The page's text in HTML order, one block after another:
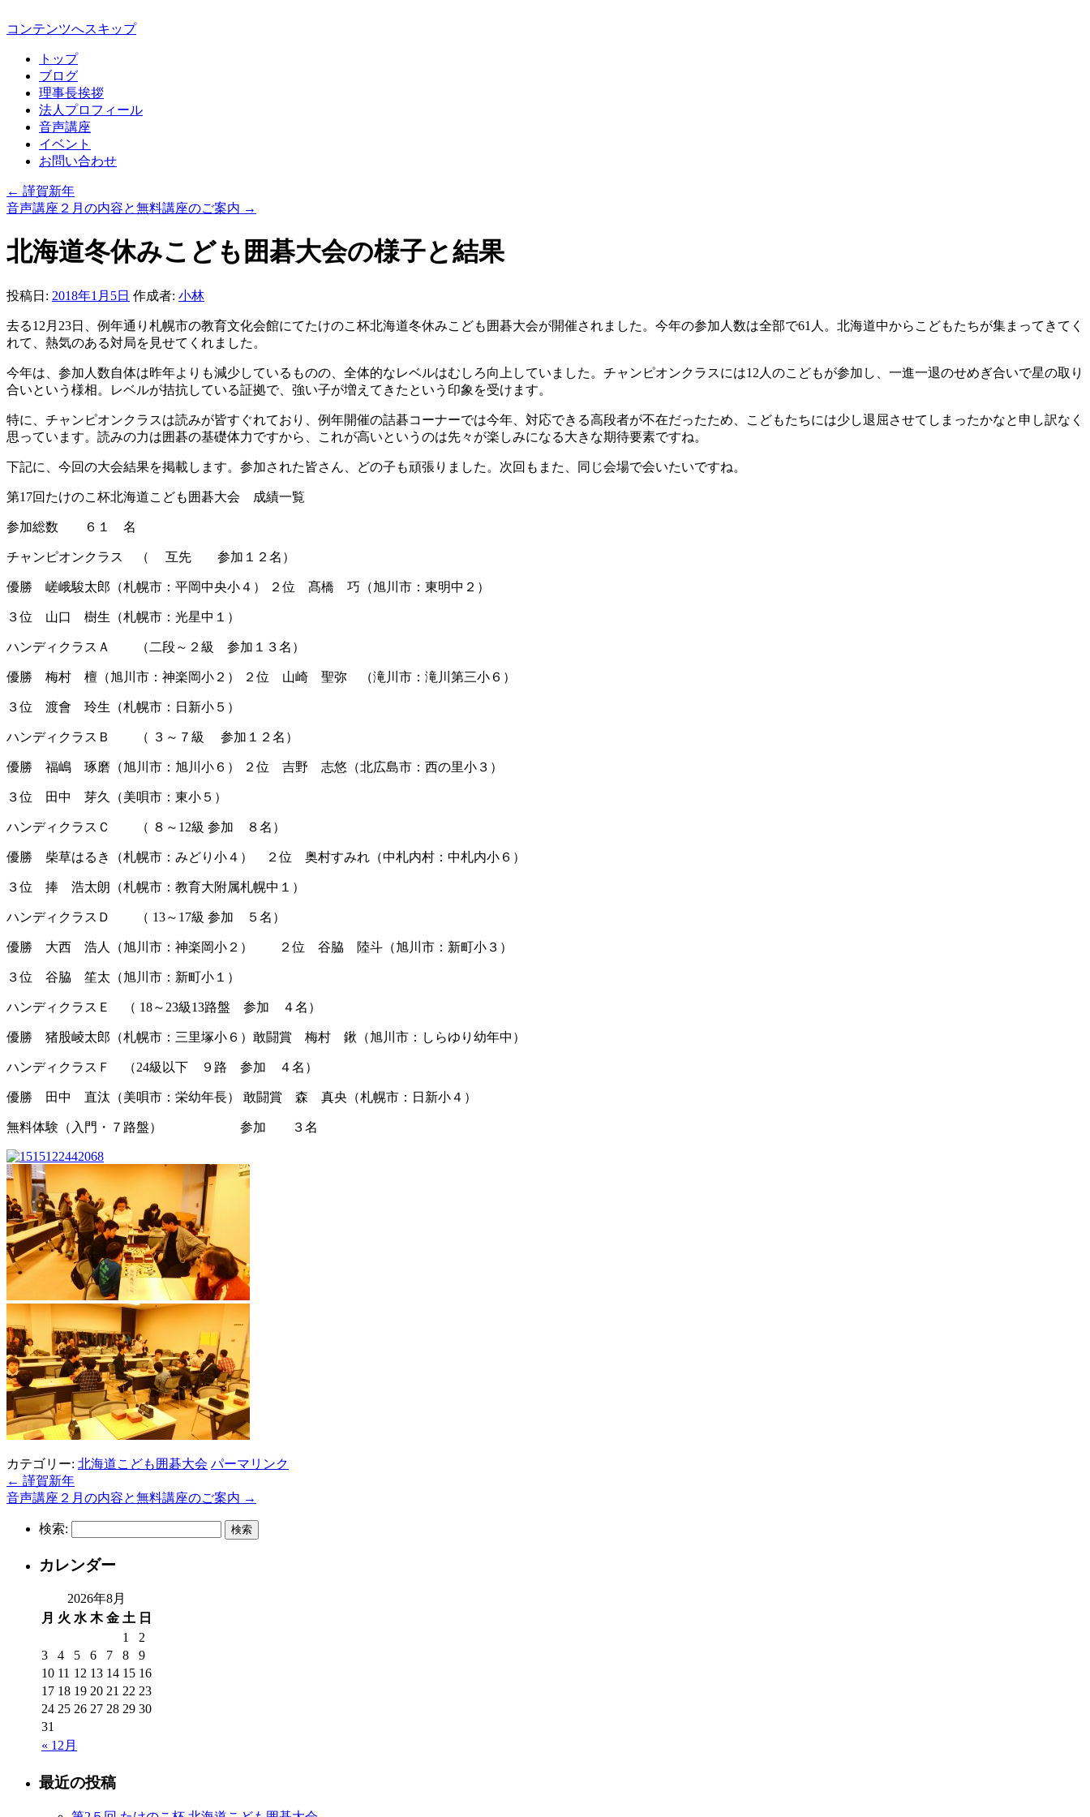
コンテンツへスキップ
トップ
ブログ
理事長挨拶
法人プロフィール
音声講座
イベント
お問い合わせ
← 謹賀新年
音声講座２月の内容と無料講座のご案内 →
北海道冬休みこども囲碁大会の様子と結果
投稿日: 2018年1月5日 作成者: 小林
去る12月23日、例年通り札幌市の教育文化会館にてたけのこ杯北海道冬休みこども囲碁大会が開催されました。今年の参加人数は全部で61人。北海道中からこどもたちが集まってきてく
れて、熱気のある対局を見せてくれました。
今年は、参加人数自体は昨年よりも減少しているものの、全体的なレベルはむしろ向上していました。チャンピオンクラスには12人のこどもが参加し、一進一退のせめぎ合いで星の取り
合いという様相。レベルが拮抗している証拠で、強い子が増えてきたという印象を受けます。
特に、チャンピオンクラスは読みが皆すぐれており、例年開催の詰碁コーナーでは今年、対応できる高段者が不在だったため、こどもたちには少し退屈させてしまったかなと申し訳なく
思っています。読みの力は囲碁の基礎体力ですから、これが高いというのは先々が楽しみになる大きな期待要素ですね。
下記に、今回の大会結果を掲載します。参加された皆さん、どの子も頑張りました。次回もまた、同じ会場で会いたいですね。
第17回たけのこ杯北海道こども囲碁大会 成績一覧
参加総数 ６１ 名
チャンピオンクラス （ 互先 参加１２名）
優勝 嵯峨駿太郎（札幌市：平岡中央小４） ２位 髙橋 巧（旭川市：東明中２）
３位 山口 樹生（札幌市：光星中１）
ハンディクラスＡ （二段～２級 参加１３名）
優勝 梅村 檀（旭川市：神楽岡小２） ２位 山崎 聖弥 （滝川市：滝川第三小６）
３位 渡會 玲生（札幌市：日新小５）
ハンディクラスＢ （ ３～７級 参加１２名）
優勝 福嶋 琢磨（旭川市：旭川小６） ２位 吉野 志悠（北広島市：西の里小３）
３位 田中 芽久（美唄市：東小５）
ハンディクラスＣ （ ８～12級 参加 ８名）
優勝 柴草はるき（札幌市：みどり小４） ２位 奥村すみれ（中札内村：中札内小６）
３位 捧 浩太朗（札幌市：教育大附属札幌中１）
ハンディクラスＤ （ 13～17級 参加 ５名）
優勝 大西 浩人（旭川市：神楽岡小２） ２位 谷脇 陸斗（旭川市：新町小３）
３位 谷脇 笙太（旭川市：新町小１）
ハンディクラスＥ （ 18～23級13路盤 参加 ４名）
優勝 猪股崚太郎（札幌市：三里塚小６）敢闘賞 梅村 鍬（旭川市：しらゆり幼年中）
ハンディクラスＦ （24級以下 ９路 参加 ４名）
優勝 田中 直汰（美唄市：栄幼年長） 敢闘賞 森 真央（札幌市：日新小４）
無料体験（入門・７路盤） 参加 ３名
カテゴリー: 北海道こども囲碁大会 パーマリンク
← 謹賀新年
音声講座２月の内容と無料講座のご案内 →
検索:
カレンダー
2026年8月
月 火 水 木 金 土 日
« 12月
1
2
3
4 5 6 7 8
9
10 11 12 13 14 15 16
17 18 19 20 21 22 23
24 25 26 27 28 29 30
31
最近の投稿